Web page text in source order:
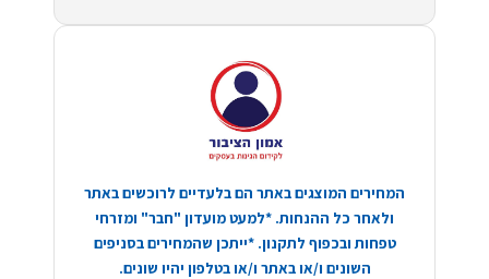
המחירים המוצגים באתר הם בלעדיים לרוכשים באתר
ולאחר כל ההנחות. *למעט מועדון "חבר" ומזרחי
טפחות ובכפוף לתקנון. *ייתכן שהמחירים בסניפים
השונים ו/או באתר ו/או בטלפון יהיו שונים.